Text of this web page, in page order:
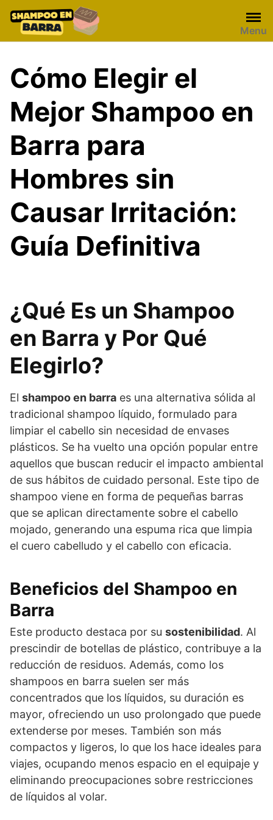
content
Menu
Cómo Elegir el
Mejor Shampoo en
Barra para
Hombres sin
Causar Irritación:
Guía Definitiva
¿Qué Es un Shampoo
en Barra y Por Qué
Elegirlo?
El shampoo en barra es una alternativa sólida al
tradicional shampoo líquido, formulado para
limpiar el cabello sin necesidad de envases
plásticos. Se ha vuelto una opción popular entre
aquellos que buscan reducir el impacto ambiental
de sus hábitos de cuidado personal. Este tipo de
shampoo viene en forma de pequeñas barras
que se aplican directamente sobre el cabello
mojado, generando una espuma rica que limpia
el cuero cabelludo y el cabello con eficacia.
Beneficios del Shampoo en
Barra
Este producto destaca por su sostenibilidad. Al
prescindir de botellas de plástico, contribuye a la
reducción de residuos. Además, como los
shampoos en barra suelen ser más
concentrados que los líquidos, su duración es
mayor, ofreciendo un uso prolongado que puede
extenderse por meses. También son más
compactos y ligeros, lo que los hace ideales para
viajes, ocupando menos espacio en el equipaje y
eliminando preocupaciones sobre restricciones
de líquidos al volar.